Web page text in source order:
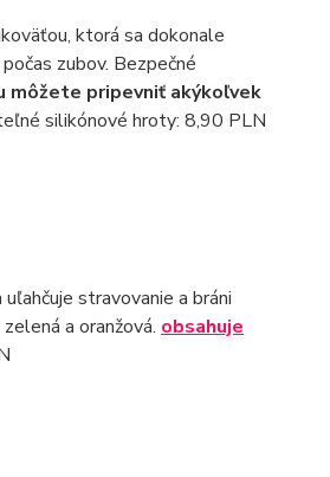
ktorá sa dokonale
zubov. Bezpečné
môžete pripevniť akýkoľvek
silikónové hroty: 8,90 PLN
stravovanie a bráni
a oranžová. obsahuje